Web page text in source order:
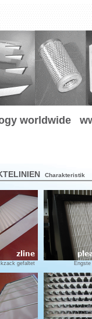
worldwide
Charakteristik
gefaltet